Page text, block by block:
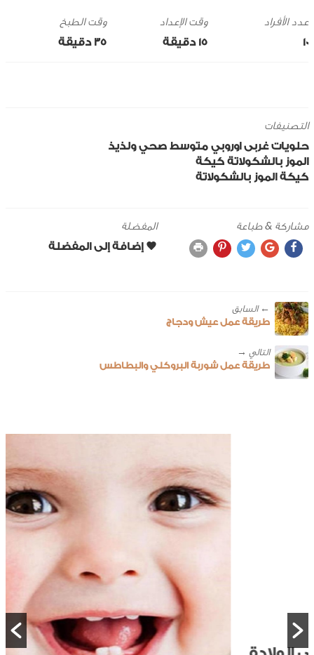
10
وقت الإعداد
15 ‎دقيقة
وقت الطبخ
35 ‎دقيقة
التصنيفات
حلويات غربى اوروبي متوسط صحي ولذيذ
الموز بالشكولاتة كيكة
كيكة الموز بالشكولاتة
مشاركة & طباعة المفضلة
← ‎السابق
طريقة عمل عيش ودجاج
طريقة عمل شوربة البروكلي والبطاطس